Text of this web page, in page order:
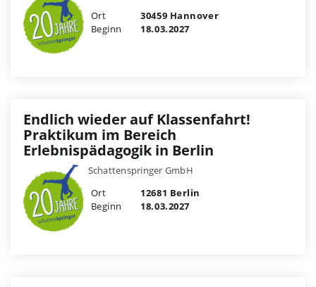
Ort
30459 Hannover
Beginn
18.03.2027
Endlich wieder auf Klassenfahrt!
Praktikum im Bereich
Erlebnispädagogik in Berlin
Schattenspringer GmbH
Ort
12681 Berlin
Beginn
18.03.2027